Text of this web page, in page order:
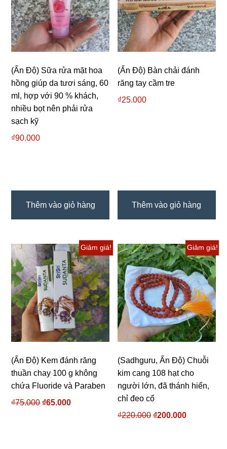
(Ấn Độ) Sữa rửa mặt hoa
hồng giúp da tươi sáng, 60
ml, hợp với 90 % khách,
nhiều bọt nên phải rửa
sạch kỹ
₫90.000
Thêm vào giỏ hàng
(Ấn Độ) Bàn chải đánh
răng tay cầm tre
₫25.000
Thêm vào giỏ hàng
Giảm giá!
(Ấn Độ) Kem đánh răng
thuần chay 100 g không
chứa Fluoride và Paraben
₫75.000 Giá
₫65.000
Giảm giá!
(Sadhguru, Ấn Độ) Chuỗi
kim cang 108 hạt cho
người lớn, đã thánh hiến,
chỉ đeo cổ
₫220.000 Giá
₫200.000